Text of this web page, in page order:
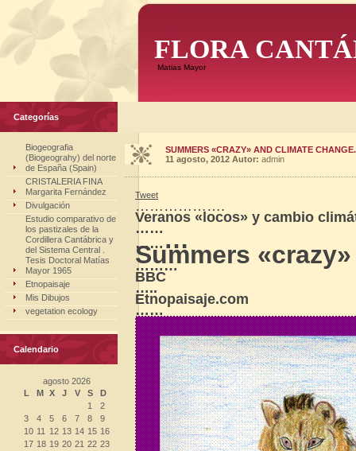
FLORA
Matias Mayor
Categorías
Biogeografia
(Biogeograhy) del norte
de España (Spain)
CRISTALERIA FINA
Margarita Fernández
Divulgación
Estudio comparativo de
los pastizales de la
Cordillera Cantábrica y
del Sistema Central .
Tesis Doctoral Matías
Mayor 1965
Etnopaisaje
Mis Dibujos
vegetation ecology
Calendario
agosto 2026
L
M X J V S
D
1
2
3
4 5 6 7 8
9
10 11 12 13 14 15 16
17 18 19 20 21 22 23
SUMMERS «CRAZY» AND CLIMATE CHANGE.
11 agosto, 2012 Autor: admin
Tweet
……………….
Veranos «locos» y cambio
……
…… …
Summers
………
BBC
…..
Etnopaisaje.com
……